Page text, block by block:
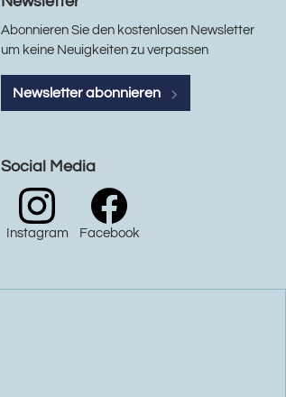
Abonnieren Sie den kostenlosen Newsletter
um keine Neuigkeiten zu verpassen
Newsletter abonnieren
Social Media
Instagram Facebook